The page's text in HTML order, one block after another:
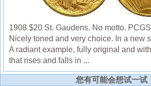
1908 $20 St. Gaudens. No motto.
Nicely toned and very choice. In a new
A radiant example, fully original and
that rises and falls in ...
您有可能会想试一试